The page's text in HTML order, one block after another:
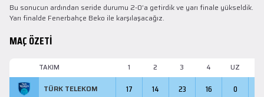
Bu sonucun ardından seride durumu 2-0’a getirdik ve yarı finale yükseldik.
Yarı finalde Fenerbahçe Beko ile karşılaşacağız.
MAÇ ÖZETİ
TAKIM 1 2 3 4 UZ
TÜRK TELEKOM 17 14 23 16 0